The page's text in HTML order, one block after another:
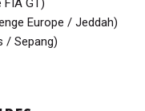
GT)
Europe / Jeddah)
/ Sepang)